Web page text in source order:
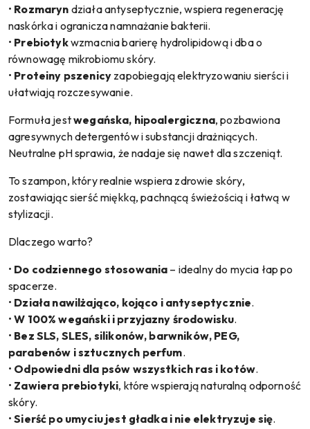
• Rozmaryn działa antyseptycznie, wspiera regenerację
naskórka i ogranicza namnażanie bakterii.
• Prebiotykwzmacnia barierę hydrolipidową i dba o
równowagę mikrobiomu skóry.
• Proteiny pszenicy zapobiegają elektryzowaniu sierści i
ułatwiają rozczesywanie.
Formuła jestwegańska, hipoalergiczna, pozbawiona
agresywnych detergentów i substancji drażniących.
Neutralne pH sprawia, że nadaje się nawet dla szczeniąt.
To szampon, który realnie wspiera zdrowie skóry,
zostawiając sierść miękką, pachnącą świeżością i łatwą w
stylizacji.
Dlaczego warto?
• Do codziennego stosowania – idealny do mycia łap po
spacerze.
• Działa nawilżająco, kojąco i antyseptycznie.
•W 100% wegański i przyjazny środowisku.
• Bez SLS, SLES, silikonów, barwników, PEG,
parabenów i sztucznych perfum.
• Odpowiedni dla psów wszystkich ras i kotów.
• Zawiera prebiotyki, które wspierają naturalną odporność
skóry.
•Sierść po umyciu jest gładka i nie elektryzuje się.